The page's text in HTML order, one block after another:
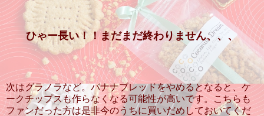
ひゃー長い！！まだまだ終わりません、、、
次はグラノラなど。バナナブレッドをやめるとなると、ケ
ークチップスも作らなくなる可能性が高いです。こちらも
ファンだった方は是非今のうちに買いだめしておいてくだ